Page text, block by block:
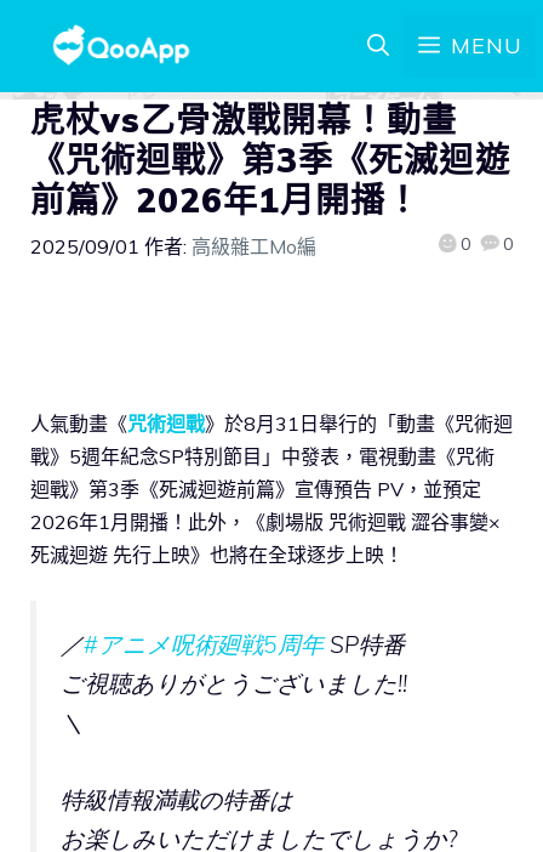
MENU
虎杖vs乙骨激戰開幕！動畫
《咒術迴戰》第3季《死滅迴遊
前篇》2026年1月開播！
2025/09/01 作者: 高級雜工Mo編 0 0
人氣動畫《咒術迴戰》於8月31日舉行的「動畫《咒術迴
戰》5週年紀念SP特別節目」中發表，電視動畫《咒術
迴戰》第3季《死滅迴遊前篇》宣傳預告 PV，並預定
2026年1月開播！此外，《劇場版 咒術迴戰 澀谷事變×
死滅迴遊 先行上映》也將在全球逐步上映！
／#アニメ呪術廻戦5周年SP特番
ご視聴ありがとうございました!!
＼
特級情報満載の特番は
お楽しみいただけましたでしょうか?